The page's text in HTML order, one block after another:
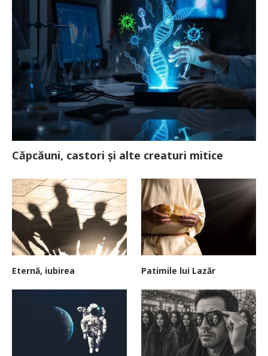
Căpcăuni, castori și alte creaturi mitice
Eternă, iubirea Patimile lui Lazăr